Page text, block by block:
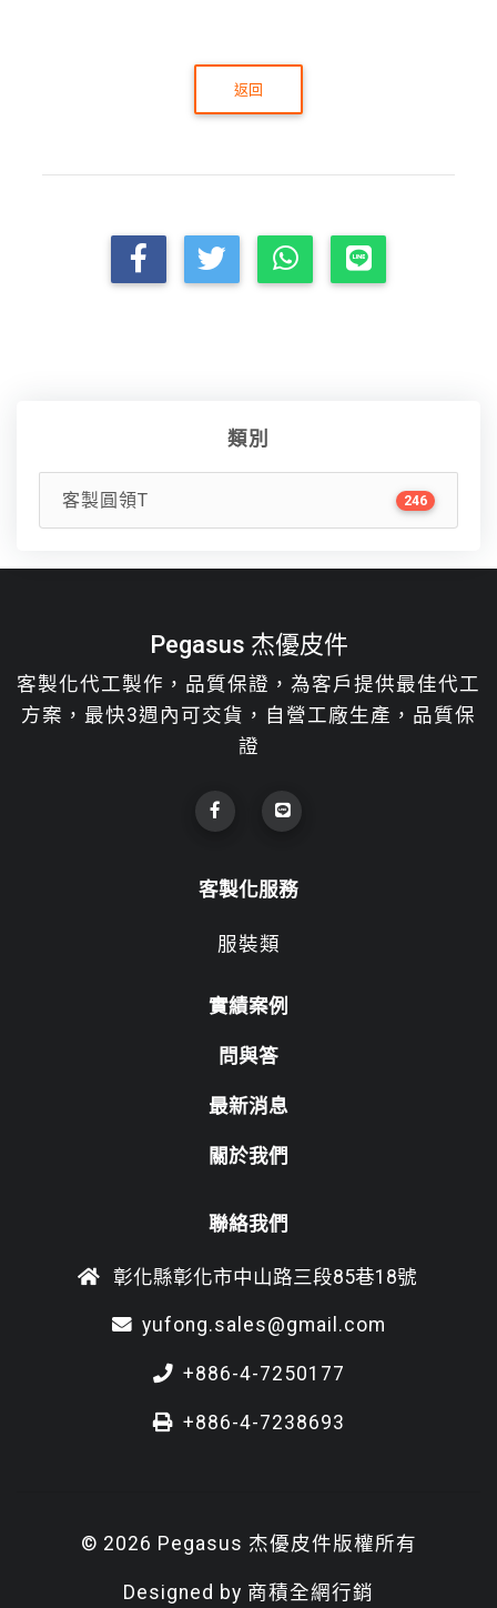
返回
類別
客製圓領T 246
Pegasus 杰優皮件
客製化代工製作，品質保證，為客戶提供最佳代工
方案，最快3週內可交貨，自營工廠生產，品質保
證
客製化服務
服裝類
實績案例
問與答
最新消息
關於我們
聯絡我們
彰化縣彰化市中山路三段85巷18號
yufong.sales@gmail.com
+886-4-7250177
+886-4-7238693
© 2026 Pegasus 杰優皮件版權所有
Designed by 商積全網行銷